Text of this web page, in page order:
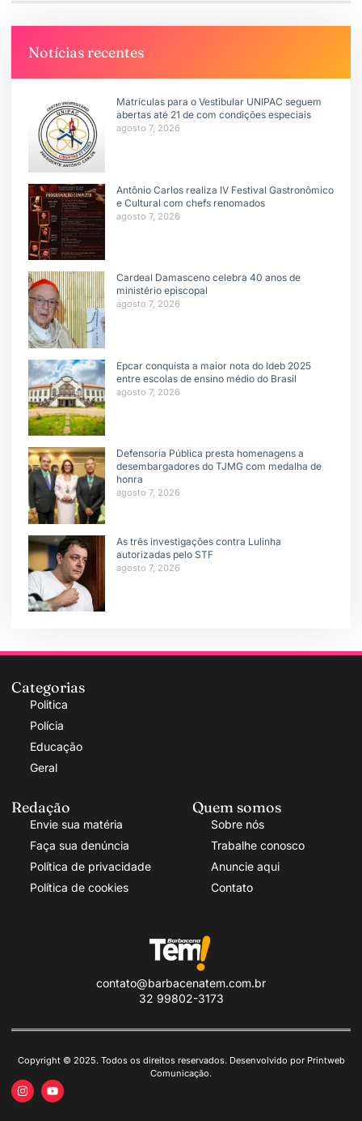
Notícias recentes
Matrículas para o Vestibular UNIPAC seguem
abertas até 21 de com condições especiais
agosto 7, 2026
Antônio Carlos realiza IV Festival Gastronômico
e Cultural com chefs renomados
agosto 7, 2026
Cardeal Damasceno celebra 40 anos de
ministério episcopal
agosto 7, 2026
Epcar conquista a maior nota do Ideb 2025
entre escolas de ensino médio do Brasil
agosto 7, 2026
Defensoria Pública presta homenagens a
desembargadores do TJMG com medalha de
honra
agosto 7, 2026
As três investigações contra Lulinha
autorizadas pelo STF
agosto 7, 2026
Categorias
Politica
Polícia
Educação
Geral
Redação
Envie sua matéria
Faça sua denúncia
Política de privacidade
Política de cookies
Quem somos
Sobre nós
Trabalhe conosco
Anuncie aqui
Contato
contato@barbacenatem.com.br
32 99802-3173
Copyright © 2025. Todos os direitos reservados. Desenvolvido por Printweb
Comunicação.